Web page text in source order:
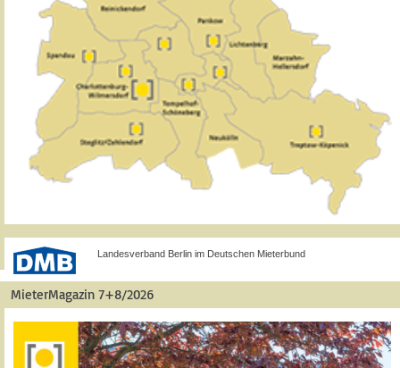
Landesverband Berlin im Deutschen Mieterbund
MieterMagazin 7+8/2026